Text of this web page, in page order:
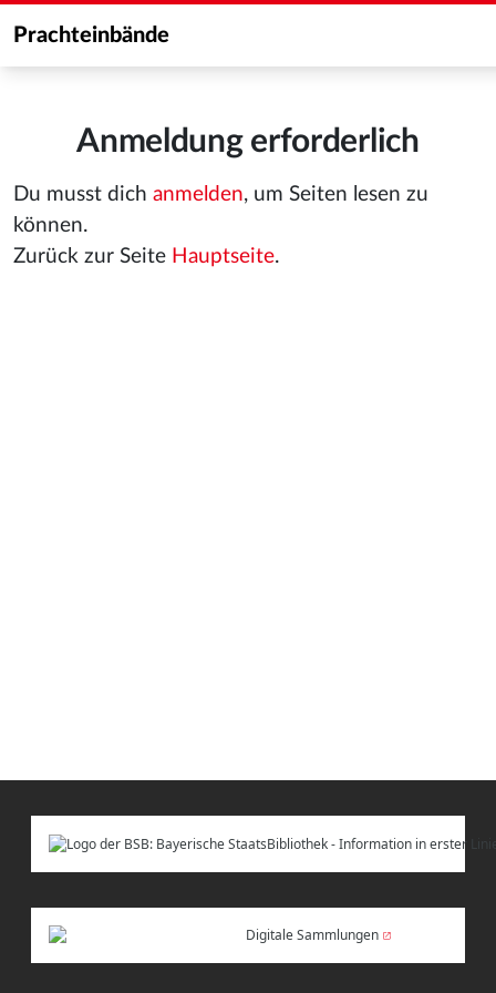
Prachteinbände
Anmeldung erforderlich
Du musst dich anmelden, um Seiten lesen zu
können.
Zurück zur Seite Hauptseite.
Digitale Sammlungen